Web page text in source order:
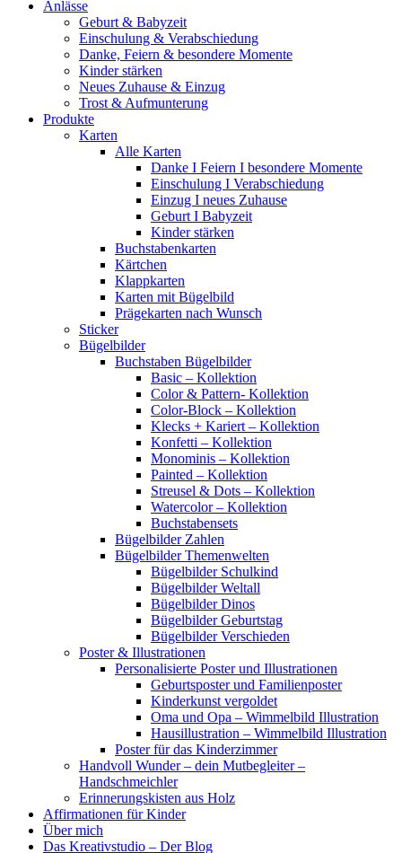
Anlässe
Geburt & Babyzeit
Einschulung & Verabschiedung
Danke, Feiern & besondere Momente
Kinder stärken
Neues Zuhause & Einzug
Trost & Aufmunterung
Produkte
Karten
Alle Karten
Danke I Feiern I besondere Momente
Einschulung I Verabschiedung
Einzug I neues Zuhause
Geburt I Babyzeit
Kinder stärken
Buchstabenkarten
Kärtchen
Klappkarten
Karten mit Bügelbild
Prägekarten nach Wunsch
Sticker
Bügelbilder
Buchstaben Bügelbilder
Basic – Kollektion
Color & Pattern- Kollektion
Color-Block – Kollektion
Klecks + Kariert – Kollektion
Konfetti – Kollektion
Monominis – Kollektion
Painted – Kollektion
Streusel & Dots – Kollektion
Watercolor – Kollektion
Buchstabensets
Bügelbilder Zahlen
Bügelbilder Themenwelten
Bügelbilder Schulkind
Bügelbilder Weltall
Bügelbilder Dinos
Bügelbilder Geburtstag
Bügelbilder Verschieden
Poster & Illustrationen
Personalisierte Poster und Illustrationen
Geburtsposter und Familienposter
Kinderkunst vergoldet
Oma und Opa – Wimmelbild Illustration
Hausillustration – Wimmelbild Illustration
Poster für das Kinderzimmer
Handvoll Wunder – dein Mutbegleiter –
Handschmeichler
Erinnerungskisten aus Holz
Affirmationen für Kinder
Über mich
Das Kreativstudio – Der Blog